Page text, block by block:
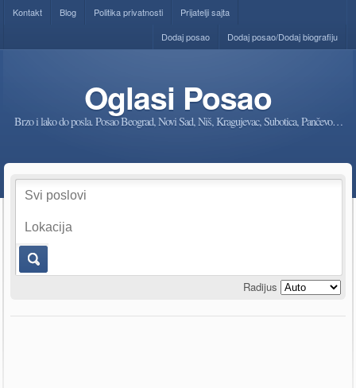
Kontakt Blog Politika privatnosti
Prijatelji sajta
Dodaj posao/Dodaj biografiju
Dodaj posao
Oglasi Posao
Brzo i lako do posla. Posao Beograd, Novi Sad, Niš, Kragujevac, Subotica, Pančevo…
Radijus